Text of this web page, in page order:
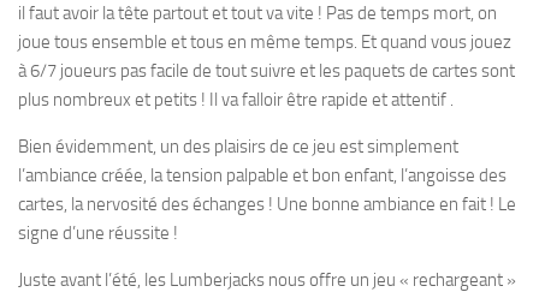
il faut avoir la tête partout et tout va vite ! Pas de temps mort, on
joue tous ensemble et tous en même temps. Et quand vous jouez
à 6/7 joueurs pas facile de tout suivre et les paquets de cartes sont
plus nombreux et petits ! Il va falloir être rapide et attentif .
Bien évidemment, un des plaisirs de ce jeu est simplement
l’ambiance créée, la tension palpable et bon enfant, l’angoisse des
cartes, la nervosité des échanges ! Une bonne ambiance en fait ! Le
signe d’une réussite !
Juste avant l’été, les Lumberjacks nous offre un jeu « rechargeant »